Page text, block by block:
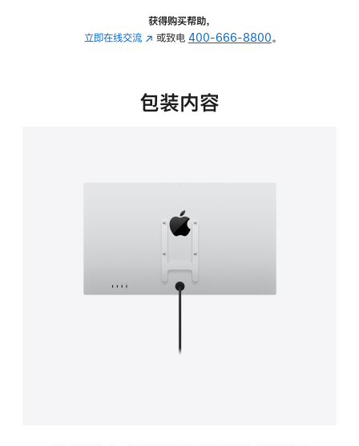
的
获得购买帮助，
立即在线交流 (在
中
或致电 400-666-8800。
包装内容